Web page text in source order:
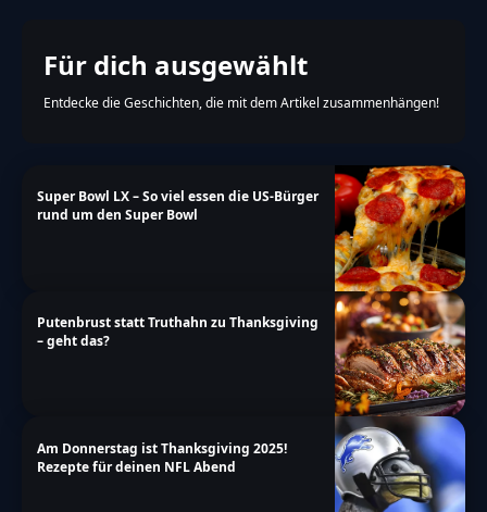
Für dich ausgewählt
Entdecke die Geschichten, die mit dem Artikel zusammenhängen!
Super Bowl LX – So viel essen die US-Bürger
rund um den Super Bowl
Putenbrust statt Truthahn zu Thanksgiving
– geht das?
Am Donnerstag ist Thanksgiving 2025!
Rezepte für deinen NFL Abend